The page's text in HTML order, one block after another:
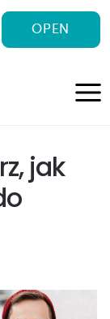
OPEN
jak